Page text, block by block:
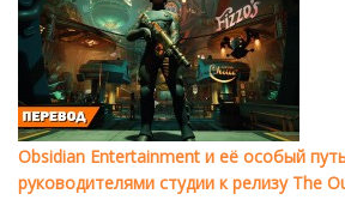
Obsidian Entertainment и её особый
руководителями студии к релизу The